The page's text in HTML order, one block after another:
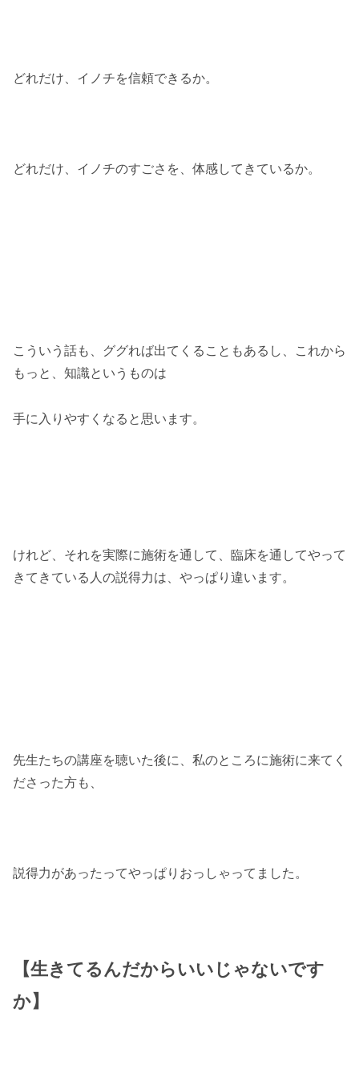
どれだけ、イノチを信頼できるか。
どれだけ、イノチのすごさを、体感してきているか。
こういう話も、ググれば出てくることもあるし、これから
もっと、知識というものは
手に入りやすくなると思います。
けれど、それを実際に施術を通して、臨床を通してやって
きてきている人の説得力は、やっぱり違います。
先生たちの講座を聴いた後に、私のところに施術に来てく
ださった方も、
説得力があったってやっぱりおっしゃってました。
【生きてるんだからいいじゃないです
か】